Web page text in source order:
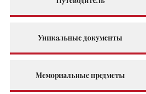
Уникальные документы
Мемориальные предметы